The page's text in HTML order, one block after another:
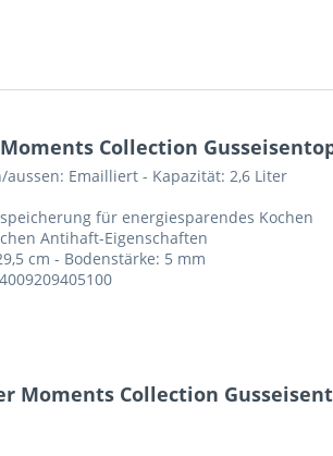
Collection
Emailliert - Kapazität: 2,6 Liter
für energiesparendes Kochen
Antihaft-Eigenschaften
cm - Bodenstärke: 5 mm
Moments Collection